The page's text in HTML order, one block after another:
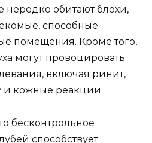
нередко обитают блохи,
способные
помещения. Кроме того,
могут провоцировать
включая ринит,
и кожные реакции.
бесконтрольное
способствует